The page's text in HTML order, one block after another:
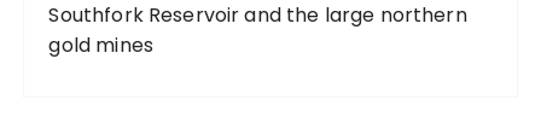
Southfork Reservoir and the large northern
gold mines